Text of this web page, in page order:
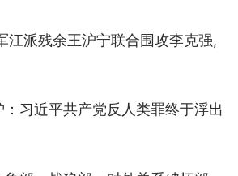
江派残余王沪宁联合围攻李克强,
习近平共产党反人类罪终于浮出